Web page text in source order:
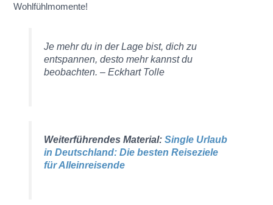
Wohlfühlmomente!
Je mehr du in der Lage bist, dich zu
entspannen, desto mehr kannst du
beobachten. – Eckhart Tolle
Weiterführendes Material: Single Urlaub
in Deutschland: Die besten Reiseziele
für Alleinreisende